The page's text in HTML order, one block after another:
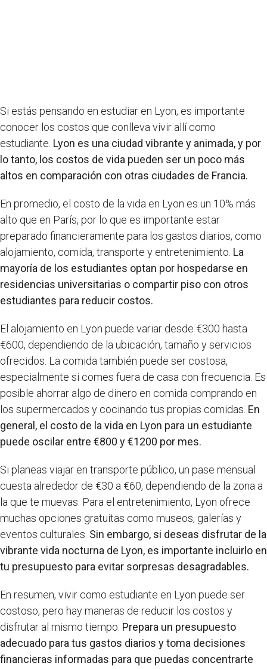
Si estás pensando en estudiar en Lyon, es importante
conocer los costos que conlleva vivir allí como
estudiante. Lyon es una ciudad vibrante y animada, y por
lo tanto, los costos de vida pueden ser un poco más
altos en comparación con otras ciudades de Francia.
En promedio, el costo de la vida en Lyon es un 10% más
alto que en París, por lo que es importante estar
preparado financieramente para los gastos diarios, como
alojamiento, comida, transporte y entretenimiento. La
mayoría de los estudiantes optan por hospedarse en
residencias universitarias o compartir piso con otros
estudiantes para reducir costos.
El alojamiento en Lyon puede variar desde €300 hasta
€600, dependiendo de la ubicación, tamaño y servicios
ofrecidos. La comida también puede ser costosa,
especialmente si comes fuera de casa con frecuencia. Es
posible ahorrar algo de dinero en comida comprando en
los supermercados y cocinando tus propias comidas. En
general, el costo de la vida en Lyon para un estudiante
puede oscilar entre €800 y €1200 por mes.
Si planeas viajar en transporte público, un pase mensual
cuesta alrededor de €30 a €60, dependiendo de la zona a
la que te muevas. Para el entretenimiento, Lyon ofrece
muchas opciones gratuitas como museos, galerías y
eventos culturales. Sin embargo, si deseas disfrutar de la
vibrante vida nocturna de Lyon, es importante incluirlo en
tu presupuesto para evitar sorpresas desagradables.
En resumen, vivir como estudiante en Lyon puede ser
costoso, pero hay maneras de reducir los costos y
disfrutar al mismo tiempo. Prepara un presupuesto
adecuado para tus gastos diarios y toma decisiones
financieras informadas para que puedas concentrarte